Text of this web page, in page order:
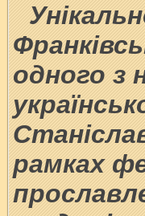
одного з
рамках